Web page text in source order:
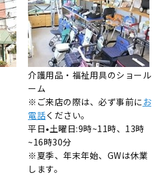
介護用品・福祉用具のショール
ーム
※ご来店の際は、必ず事前に お
電話ください。
平日•土曜日:9時~11時、13時
~16時30分
※夏季、年末年始、GWは休業
します。